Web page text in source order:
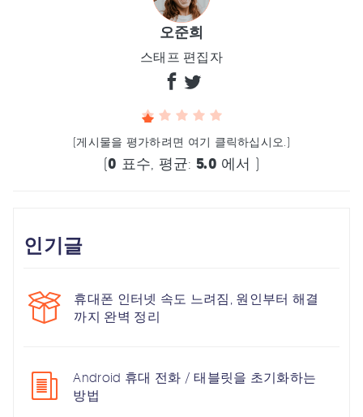
오준희
스태프 편집자
(게시물을 평가하려면 여기 클릭하십시오.)
(0 표수, 평균: 5.0 에서 )
인기글
휴대폰 인터넷 속도 느려짐, 원인부터 해결
까지 완벽 정리
Android 휴대 전화 / 태블릿을 초기화하는
방법